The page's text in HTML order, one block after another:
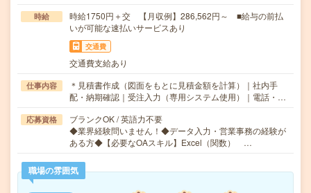
時給
時給1750円＋交 【月収例】286,562円～ ■給与の前払
いが可能な速払いサービスあり
交通費
交通費支給あり
仕事内容
＊見積書作成（図面をもとに見積金額を計算）｜社内手
配・納期確認｜受注入力（専用システム使用）｜電話・…
応募資格
ブランクOK / 英語力不要
◆業界経験問いません！◆データ入力・営業事務の経験が
ある方◆【必要なOAスキル】Excel（関数） …
職場の雰囲気